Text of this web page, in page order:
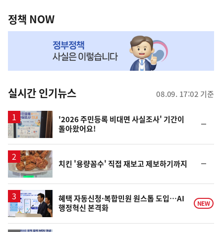
책
NOW,
뉴
스
정책 NOW
실시간 인기뉴스 08.09. 17:02 기준
'2026 주민등록 비대면 사실조사' 기간이
돌아왔어요!
일
치킨 '용량꼼수' 직접 재보고 제보하기까지
일
혜택 자동신청·복합민원 원스톱 도입…AI
행정혁신 본격화
NEW